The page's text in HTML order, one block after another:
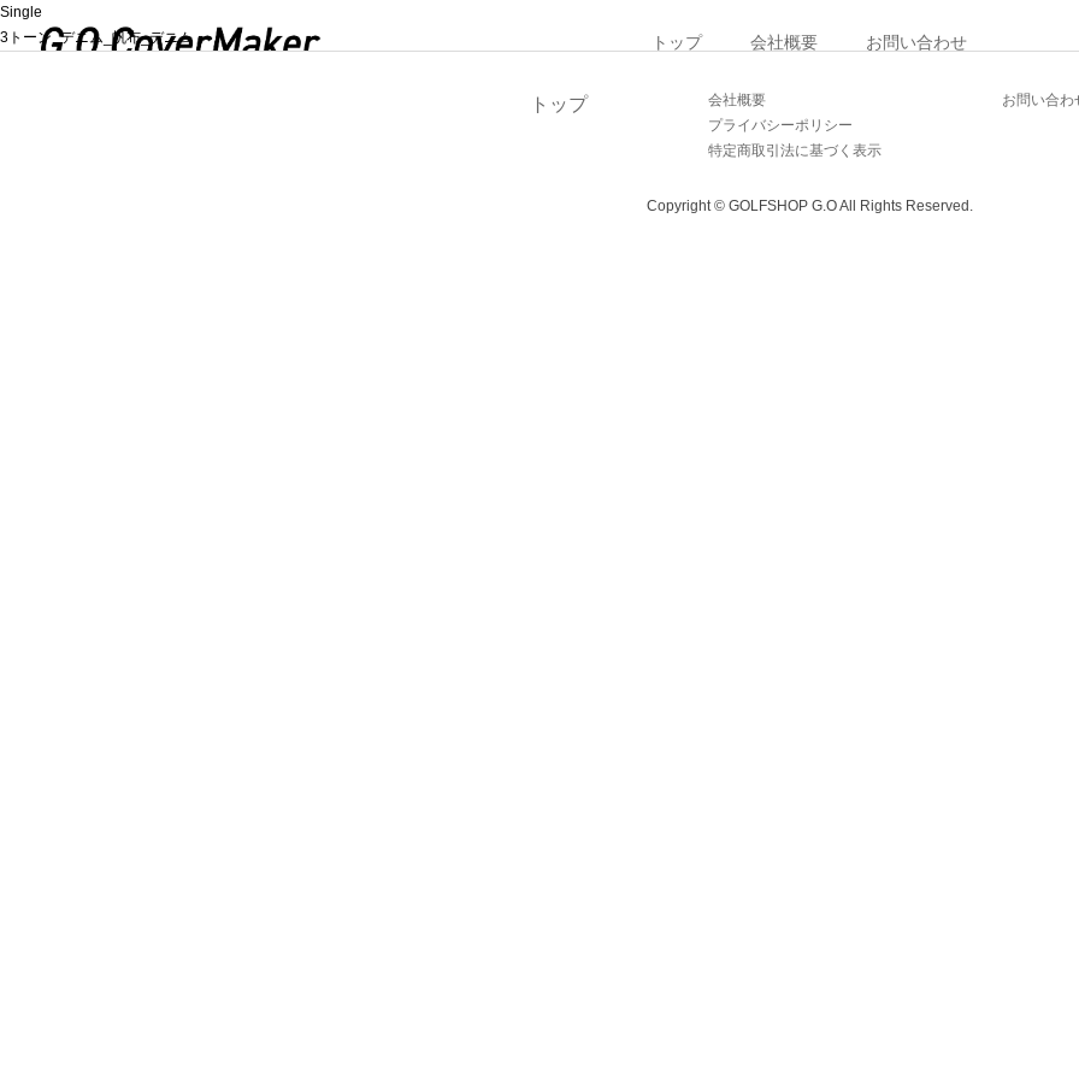
トップ 会社概要 お問い合わせ
Single
3トーン_デニム_帆布_デニム
トップ
会社概要
プライバシーポリシー
特定商取引法に基づく表示
お問い合わ
Copyright © GOLFSHOP G.O All Rights Reserved.